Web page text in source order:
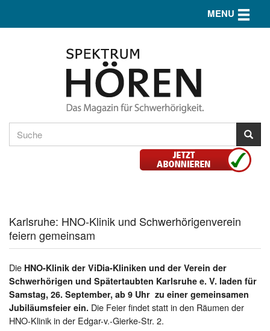
MENU Toggle
Karlsruhe: HNO-Klinik und Schwerhörigenverein
feiern gemeinsam
Die HNO-Klinik der ViDia-Kliniken und der Verein der
Schwerhörigen und Spätertaubten Karlsruhe e. V. laden für
Samstag, 26. September, ab 9 Uhr zu einer gemeinsamen
Jubiläumsfeier ein. Die Feier findet statt in den Räumen der
HNO-Klinik in der Edgar-v.-Gierke-Str. 2.